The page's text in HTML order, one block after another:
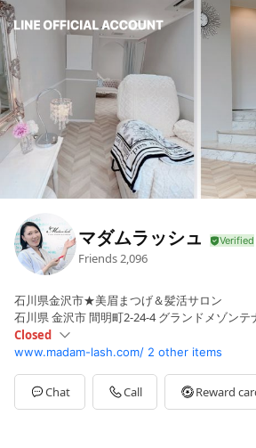
マダムラッシュ
Friends2,096
石川県金沢市★美眉まつげ＆髪活サロン
石川県 金沢市 間明町2-24-4 グランドメゾンテ
Closed
Sun10:00 - 15:00
Mon10:00 - 19:00
TueClosed
Wed10:00 - 19:00
www.madam-lash.com/ 2 other items
Chat Call Reward